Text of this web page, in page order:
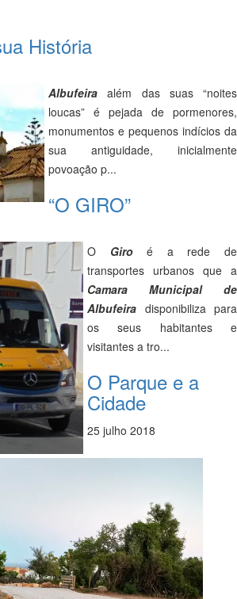
História
Albufeira além das suas “noites
loucas” é pejada de pormenores,
monumentos e pequenos indícios da
sua antiguidade, inicialmente
povoação p...
“O GIRO”
O Giroé a rede de
transportes urbanos que a
Camara Municipal de
Albufeira disponibiliza para
os seus habitantes e
visitantes a tro...
O Parque e a
Cidade
25 julho 2018